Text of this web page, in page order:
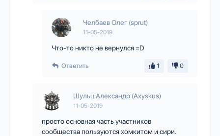
Челбаев Олег (sprut)
11-05-2019
Что-то никто не вернулся =D
Ответить 1 0
Шульц Александр (Axyskus)
11-05-2019
просто основная часть участников
сообщества пользуются хомкитом и сири.